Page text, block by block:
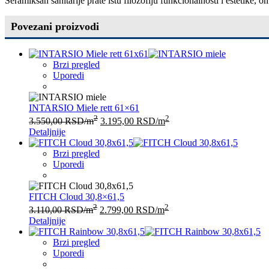
Povezani proizvodi
Brzi pregled
Uporedi
INTARSIO Miele rett 61×61
3.550,00RSD/m2 3.195,00 RSD/m2
Detaljnije
Brzi pregled
Uporedi
FITCH Cloud 30,8×61,5
3.110,00RSD/m2 2.799,00 RSD/m2
Detaljnije
Brzi pregled
Uporedi